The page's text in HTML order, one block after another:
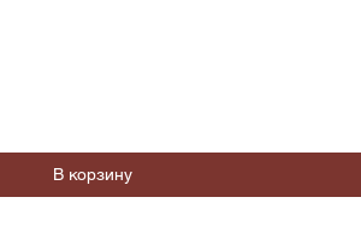
В корзину